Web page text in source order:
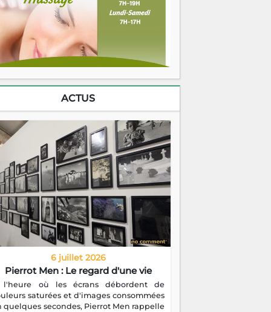
ACTUS
6 juillet 2026
Pierrot Men : Le regard d'une vie
l'heure où les écrans débordent de
saturées et d'images consommées
quelques secondes, Pierrot Men rappelle